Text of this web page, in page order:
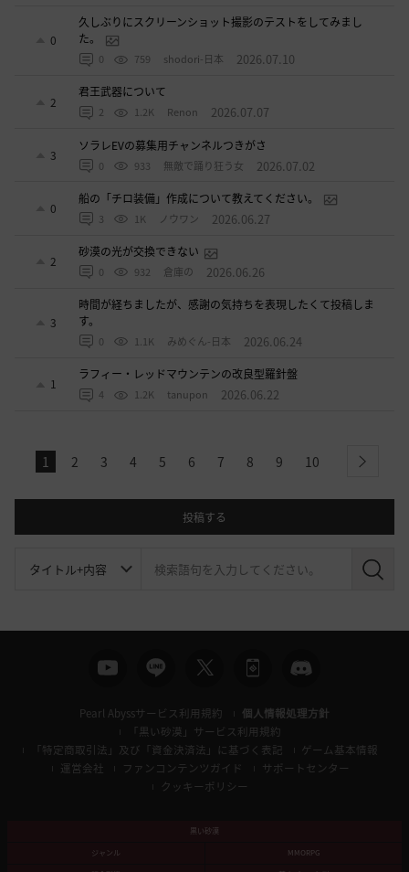
0
久しぶりにスクリーンショット撮影のテストをしてみまし
た。
0 759 shodori-日本 2026.07.10
2
君王武器について
2 1.2K Renon 2026.07.07
3
ソラレEVの募集用チャンネルつきがさ
0 933 無敵で踊り狂う女 2026.07.02
0
船の「チロ装備」作成について教えてください。
3 1K ノウワン 2026.06.27
2
砂漠の光が交換できない
0 932 倉庫の 2026.06.26
3
時間が経ちましたが、感謝の気持ちを表現したくて投稿しま
す。
0 1.1K みめぐん-日本 2026.06.24
1
ラフィー・レッドマウンテンの改良型羅針盤
4 1.2K tanupon 2026.06.22
1 2 3 4 5 6 7 8 9 10 next
投稿する
検
Pearl Abyssサービス利用規約
個人情報処理方針
「黒い砂漠」サービス利用規約
「特定商取引法」及び「資金決済法」に基づく表記
ゲーム基本情報
運営会社
ファンコンテンツガイド
サポートセンター
クッキーポリシー
黒い砂漠
ジャンル
MMORPG